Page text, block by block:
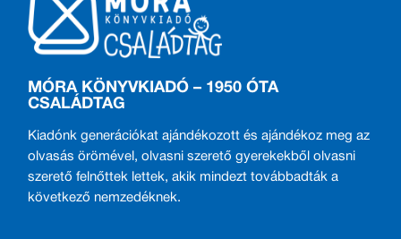
MÓRA KÖNYVKIADÓ – 1950 ÓTA
CSALÁDTAG
Kiadónk generációkat ajándékozott és ajándékoz meg az
olvasás örömével, olvasni szerető gyerekekből olvasni
szerető felnőttek lettek, akik mindezt továbbadták a
következő nemzedéknek.